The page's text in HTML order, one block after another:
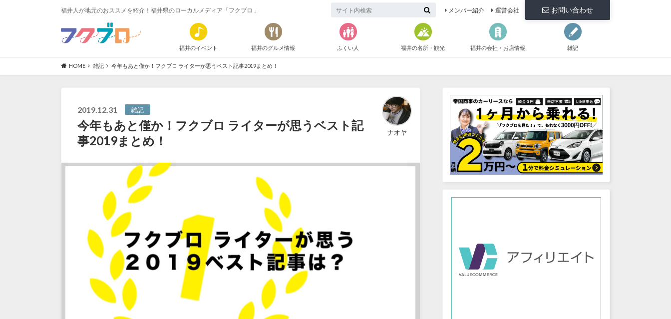
福井人が地元のおススメを紹介！福井県のローカルメディア「フクブロ 」 お問い合わせ
メンバー紹介 運営会社
福井のイベント 福井のグルメ情報 ふくい人 福井の名所・観光 福井の会社・お店情報 雑記
HOME 雑記 今年もあと僅か！フクブロ ライターが思うベスト記事2019まとめ！
2019.12.31 雑記
今年もあと僅か！フクブロ ライターが思うベスト記
事2019まとめ！
ナオヤ